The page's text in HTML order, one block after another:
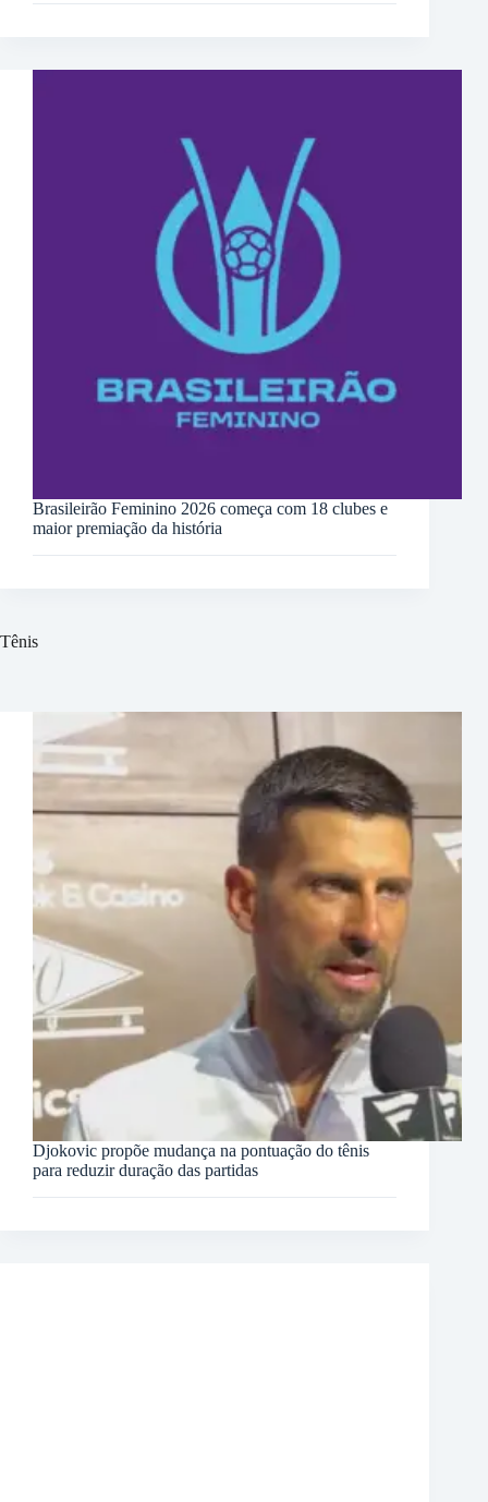
Brasileirão Feminino 2026 começa com 18 clubes e
maior premiação da história
Tênis
Djokovic propõe mudança na pontuação do tênis
para reduzir duração das partidas